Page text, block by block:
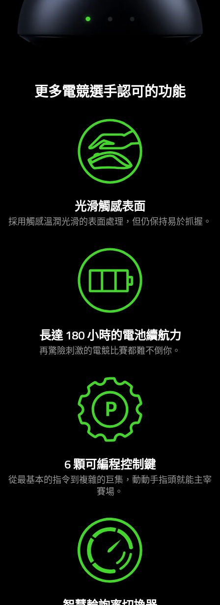
更多電競選手認可的功能
光滑觸感表面
採用觸感溫潤光滑的表面處理，但仍保持易於抓握 。
長達 180 小時的電池續航力
再驚險刺激的電競比賽都難不倒你 。
6 顆可編程控制鍵
從最基本的指令到複雜的巨集，動動手指頭就能主宰
賽場 。